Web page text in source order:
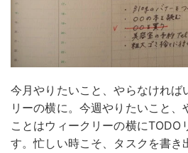
今月やりたいこと、やらなければ
リーの横に。今週やりたいこと、
ことはウィークリーの横にTODO
す。忙しい時こそ、タスクを書き